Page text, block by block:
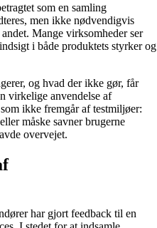
som en samling
men ikke nødvendigvis
Mange virksomheder ser
i både produktets styrker og
og hvad der ikke gør, får
virkelige anvendelse af
ikke fremgår af testmiljøer:
måske savner brugerne
overvejet.
har gjort feedback til en